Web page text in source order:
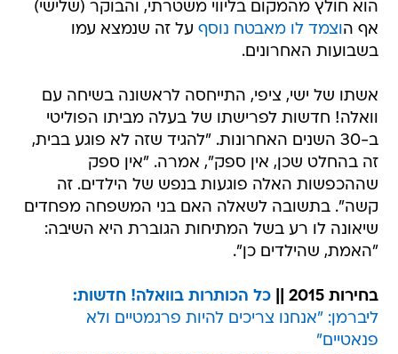
הוא חולץ מהמקום בליווי משטרתי, והבוקר (שלישי)
אף הוצמד לו מאבטח נוסף על זה שנמצא עמו
בשבועות האחרונים.
אשתו של ישי, ציפי, התייחסה לראשונה בשיחה עם
וואלה! חדשות לפרישתו של בעלה מביתו הפוליטי
ב-30 השנים האחרונות. "להגיד שזה לא פוגע בבית,
זה בהחלט שכן, אין ספק", אמרה. "אין ספק
שההכפשות האלה פוגעות בנפש של הילדים. זה
קשה". בתשובה לשאלה האם בני המשפחה מפחדים
שיאונה לו רע בשל המתיחות הגוברת היא השיבה:
"האמת, שהילדים כן".
בחירות 2015 ||
כל הכותרות בוואלה! חדשות:
ליברמן: "אנחנו צריכים להיות פרגמטיים ולא
פנאטיים"